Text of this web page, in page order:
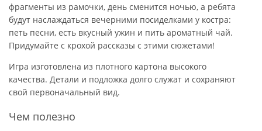
фрагменты из рамочки, день сменится ночью, а ребята
будут наслаждаться вечерними посиделками у костра:
петь песни, есть вкусный ужин и пить ароматный чай.
Придумайте с крохой рассказы с этими сюжетами!
Игра изготовлена из плотного картона высокого
качества. Детали и подложка долго служат и сохраняют
свой первоначальный вид.
Чем полезно